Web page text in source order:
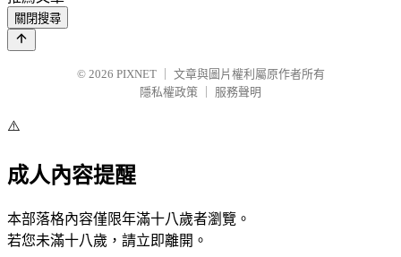
關閉搜尋
© 2026 PIXNET
文章與圖片權利屬原作者所有
隱私權政策
服務聲明
⚠️
成人內容提醒
本部落格內容僅限年滿十八歲者瀏覽。
若您未滿十八歲，請立即離開。